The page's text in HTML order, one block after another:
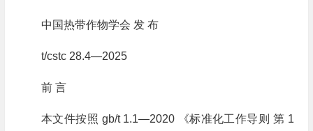
中国热带作物学会 发 布
t/cstc 28.4—2025
前 言
本文件按照 gb/t 1.1—2020 《标准化工作导则 第 1